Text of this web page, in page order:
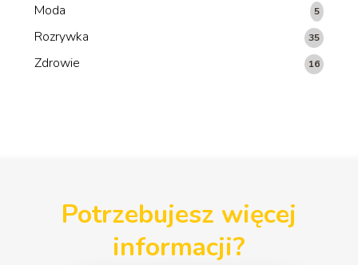
Moda 5
Rozrywka 35
Zdrowie 16
Potrzebujesz więcej
informacji?